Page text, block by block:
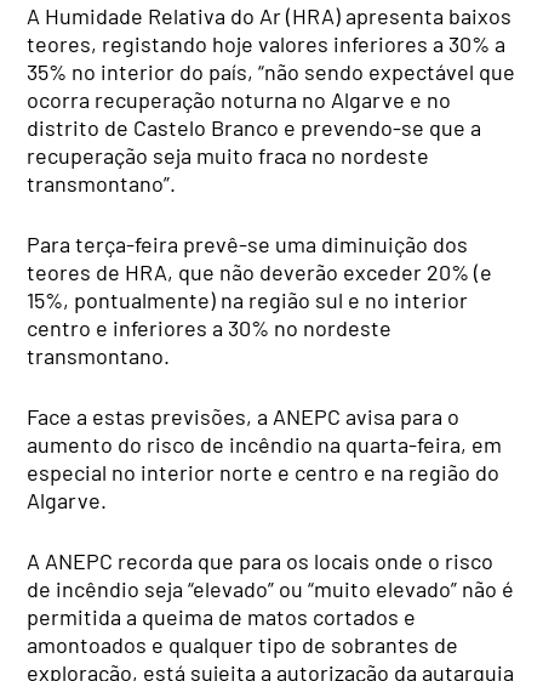
A Humidade Relativa do Ar (HRA) apresenta baixos
teores, registando hoje valores inferiores a 30% a
35% no interior do país, “não sendo expectável que
ocorra recuperação noturna no Algarve e no
distrito de Castelo Branco e prevendo-se que a
recuperação seja muito fraca no nordeste
transmontano”.
Para terça-feira prevê-se uma diminuição dos
teores de HRA, que não deverão exceder 20% (e
15%, pontualmente) na região sul e no interior
centro e inferiores a 30% no nordeste
transmontano.
Face a estas previsões, a ANEPC avisa para o
aumento do risco de incêndio na quarta-feira, em
especial no interior norte e centro e na região do
Algarve.
A ANEPC recorda que para os locais onde o risco
de incêndio seja “elevado” ou “muito elevado” não é
permitida a queima de matos cortados e
amontoados e qualquer tipo de sobrantes de
exploração, está sujeita a autorização da autarquia